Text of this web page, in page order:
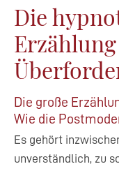
Die
Die große
Wie die
Es gehört
unverständlich, zu